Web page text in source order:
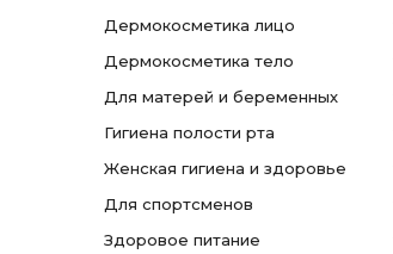
дермокосметика лицо
дермокосметика тело
Для матерей и беременных
гигиена полости рта
женская гигиена и здоровье
для спортсменов
здоровое питание